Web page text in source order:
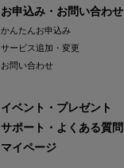
お申込み・お問い合わせ
かんたんお申込み
サービス追加・変更
お問い合わせ
イベント・プレゼント
サポート・よくある質問
マイページ